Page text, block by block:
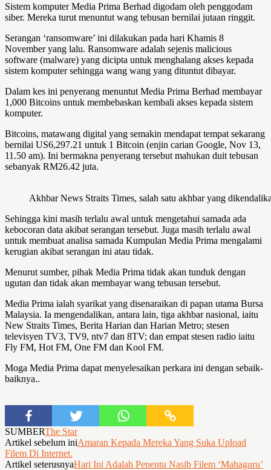
Sistem komputer Media Prima Berhad digodam oleh penggodam
siber. Mereka turut menuntut wang tebusan bernilai jutaan ringgit.
Serangan ‘ransomware’ ini dilakukan pada hari Khamis 8
November yang lalu. Ransomware adalah sejenis malicious
software (malware) yang dicipta untuk menghalang akses kepada
sistem komputer sehingga wang wang yang dituntut dibayar.
Dalam kes ini penyerang menuntut Media Prima Berhad membayar
1,000 Bitcoins untuk membebaskan kembali akses kepada sistem
komputer.
Bitcoins, matawang digital yang semakin mendapat tempat sekarang
bernilai US6,297.21 untuk 1 Bitcoin (enjin carian Google, Nov 13,
11.50 am). Ini bermakna penyerang tersebut mahukan duit tebusan
sebanyak RM26.42 juta.
Akhbar News Straits Times, salah satu akhbar yang
Sehingga kini masih terlalu awal untuk mengetahui samada ada
kebocoran data akibat serangan tersebut. Juga masih terlalu awal
untuk membuat analisa samada Kumpulan Media Prima mengalami
kerugian akibat serangan ini atau tidak.
Menurut sumber, pihak Media Prima tidak akan tunduk dengan
ugutan dan tidak akan membayar wang tebusan tersebut.
Media Prima ialah syarikat yang disenaraikan di papan utama Bursa
Malaysia. Ia mengendalikan, antara lain, tiga akhbar nasional, iaitu
New Straits Times, Berita Harian dan Harian Metro; stesen
televisyen TV3, TV9, ntv7 dan 8TV; dan empat stesen radio iaitu
Fly FM, Hot FM, One FM dan Kool FM.
Moga Media Prima dapat menyelesaikan perkara ini dengan sebaik-
baiknya..
SUMBERThe Star
Artikel sebelum iniAmaran Kepada Mereka Yang Suka Upload
Filem Di Internet.
Artikel seterusnyaHari Ini Adalah Penentu Nasib Filem ‘Mahaguru’